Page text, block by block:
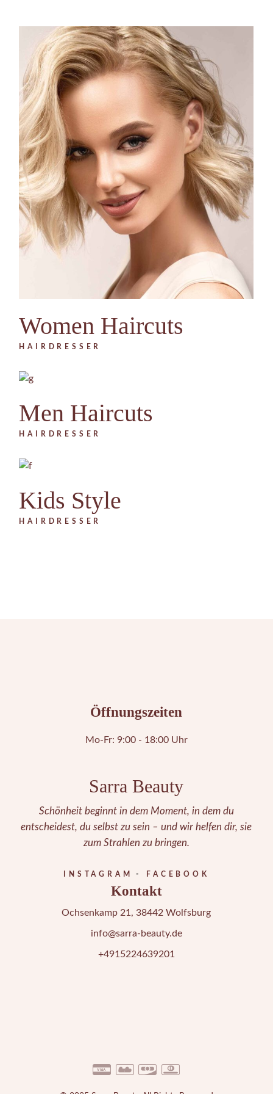
Women Haircuts
HAIRDRESSER
Men Haircuts
HAIRDRESSER
Kids Style
HAIRDRESSER
Öffnungszeiten
Mo-Fr: 9:00 - 18:00 Uhr
Sarra Beauty
Schönheit beginnt in dem Moment, in dem du
entscheidest, du selbst zu sein – und wir helfen dir, sie
zum Strahlen zu bringen.
INSTAGRAM FACEBOOK
Kontakt
Ochsenkamp 21, 38442 Wolfsburg
info@sarra-beauty.de
+4915224639201